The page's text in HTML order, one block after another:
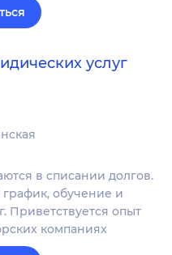
услуг
в списании долгов.
обучение и
Приветствуется опыт
компаниях